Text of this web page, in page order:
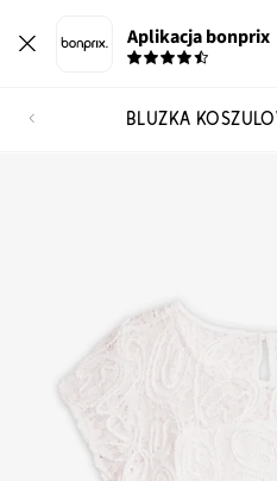
Aplikacja bonprix
BLUZKA